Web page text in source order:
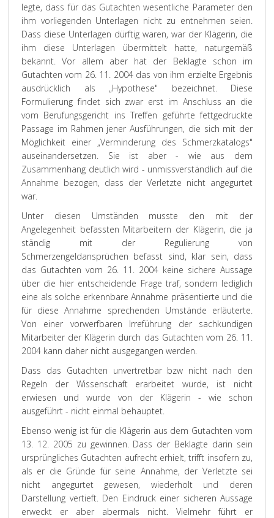
legte, dass für das Gutachten wesentliche Parameter den
ihm vorliegenden Unterlagen nicht zu entnehmen seien.
Dass diese Unterlagen dürftig waren, war der Klägerin, die
ihm diese Unterlagen übermittelt hatte, naturgemäß
bekannt. Vor allem aber hat der Beklagte schon im
Gutachten vom 26. 11. 2004 das von ihm erzielte Ergebnis
ausdrücklich als „Hypothese" bezeichnet. Diese
Formulierung findet sich zwar erst im Anschluss an die
vom Berufungsgericht ins Treffen geführte fettgedruckte
Passage im Rahmen jener Ausführungen, die sich mit der
Möglichkeit einer „Verminderung des Schmerzkatalogs"
auseinandersetzen. Sie ist aber - wie aus dem
Zusammenhang deutlich wird - unmissverständlich auf die
Annahme bezogen, dass der Verletzte nicht angegurtet
war.
Unter diesen Umständen musste den mit der
Angelegenheit befassten Mitarbeitern der Klägerin, die ja
ständig mit der Regulierung von
Schmerzengeldansprüchen befasst sind, klar sein, dass
das Gutachten vom 26. 11. 2004 keine sichere Aussage
über die hier entscheidende Frage traf, sondern lediglich
eine als solche erkennbare Annahme präsentierte und die
für diese Annahme sprechenden Umstände erläuterte.
Von einer vorwerfbaren Irreführung der sachkundigen
Mitarbeiter der Klägerin durch das Gutachten vom 26. 11.
2004 kann daher nicht ausgegangen werden.
Dass das Gutachten unvertretbar bzw nicht nach den
Regeln der Wissenschaft erarbeitet wurde, ist nicht
erwiesen und wurde von der Klägerin - wie schon
ausgeführt - nicht einmal behauptet.
Ebenso wenig ist für die Klägerin aus dem Gutachten vom
13. 12. 2005 zu gewinnen. Dass der Beklagte darin sein
ursprüngliches Gutachten aufrecht erhielt, trifft insofern zu,
als er die Gründe für seine Annahme, der Verletzte sei
nicht angegurtet gewesen, wiederholt und deren
Darstellung vertieft. Den Eindruck einer sicheren Aussage
erweckt er aber abermals nicht. Vielmehr führt er